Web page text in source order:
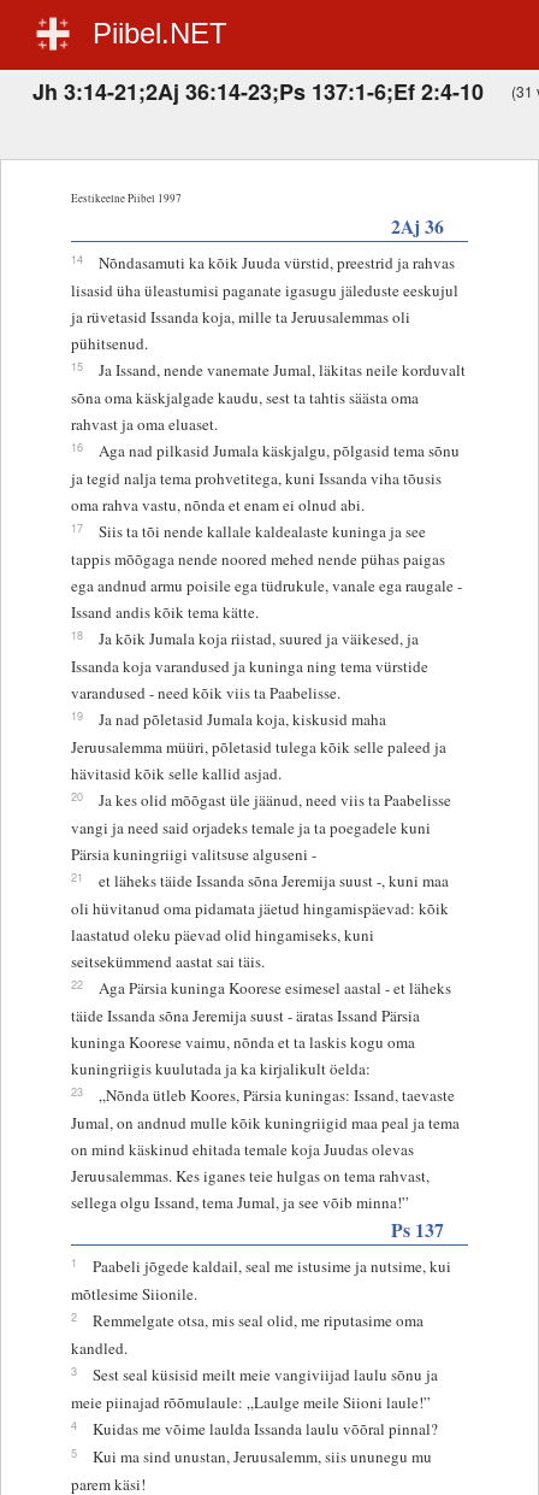
Piibel.NET
Jh 3:14-21;2Aj 36:14-23;Ps 137:1-6;Ef 2:4-10 (31
Eestikeelne Piibel 1997
2Aj 36
14
Nõndasamuti ka kõik Juuda vürstid, preestrid ja rahvas
lisasid üha üleastumisi paganate igasugu jäleduste eeskujul
ja rüvetasid Issanda koja, mille ta Jeruusalemmas oli
pühitsenud.
15
Ja Issand, nende vanemate Jumal, läkitas neile korduvalt
sõna oma käskjalgade kaudu, sest ta tahtis säästa oma
rahvast ja oma eluaset.
16
Aga nad pilkasid Jumala käskjalgu, põlgasid tema sõnu
ja tegid nalja tema prohvetitega, kuni Issanda viha tõusis
oma rahva vastu, nõnda et enam ei olnud abi.
17
Siis ta tõi nende kallale kaldealaste kuninga ja see
tappis mõõgaga nende noored mehed nende pühas paigas
ega andnud armu poisile ega tüdrukule, vanale ega raugale -
Issand andis kõik tema kätte.
18
Ja kõik Jumala koja riistad, suured ja väikesed, ja
Issanda koja varandused ja kuninga ning tema vürstide
varandused - need kõik viis ta Paabelisse.
19
Ja nad põletasid Jumala koja, kiskusid maha
Jeruusalemma müüri, põletasid tulega kõik selle paleed ja
hävitasid kõik selle kallid asjad.
20
Ja kes olid mõõgast üle jäänud, need viis ta Paabelisse
vangi ja need said orjadeks temale ja ta poegadele kuni
Pärsia kuningriigi valitsuse alguseni -
21
et läheks täide Issanda sõna Jeremija suust -, kuni maa
oli hüvitanud oma pidamata jäetud hingamispäevad: kõik
laastatud oleku päevad olid hingamiseks, kuni
seitsekümmend aastat sai täis.
22
Aga Pärsia kuninga Koorese esimesel aastal - et läheks
täide Issanda sõna Jeremija suust - äratas Issand Pärsia
kuninga Koorese vaimu, nõnda et ta laskis kogu oma
kuningriigis kuulutada ja ka kirjalikult öelda:
23
„Nõnda ütleb Koores, Pärsia kuningas: Issand, taevaste
Jumal, on andnud mulle kõik kuningriigid maa peal ja tema
on mind käskinud ehitada temale koja Juudas olevas
Jeruusalemmas. Kes iganes teie hulgas on tema rahvast,
sellega olgu Issand, tema Jumal, ja see võib minna!”
Ps 137
1
Paabeli jõgede kaldail, seal me istusime ja nutsime, kui
mõtlesime Siionile.
2
Remmelgate otsa, mis seal olid, me riputasime oma
kandled.
3
Sest seal küsisid meilt meie vangiviijad laulu sõnu ja
meie piinajad rõõmulaule: „Laulge meile Siioni laule!”
4 Kuidas me võime laulda Issanda laulu võõral pinnal?
5
Kui ma sind unustan, Jeruusalemm, siis ununegu mu
parem käsi!